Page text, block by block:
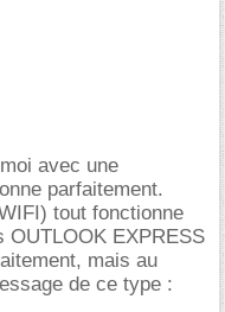
avec une
parfaitement.
tout fonctionne
OUTLOOK EXPRESS
mais au
de ce type :